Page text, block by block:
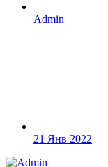
Admin
21 Янв 2022